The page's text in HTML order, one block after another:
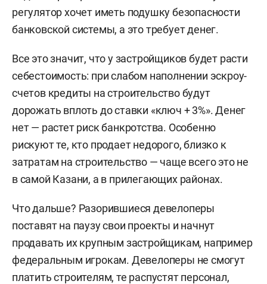
регулятор хочет иметь подушку безопасности
банковской системы, а это требует денег.
Все это значит, что у застройщиков будет расти
себестоимость: при слабом наполнении эскроу-
счетов кредиты на строительство будут
дорожать вплоть до ставки «ключ + 3%». Денег
нет — растет риск банкротства. Особенно
рискуют те, кто продает недорого, близко к
затратам на строительство — чаще всего это не
в самой Казани, а в прилегающих районах.
Что дальше? Разорившиеся девелоперы
поставят на паузу свои проекты и начнут
продавать их крупным застройщикам, например
федеральным игрокам. Девелоперы не смогут
платить строителям, те распустят персонал,